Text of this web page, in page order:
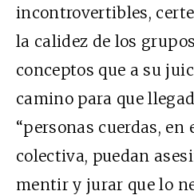
incontrovertibles,
la calidez de los
conceptos que a su
camino para que
“personas cuerdas, en
colectiva, puedan
mentir y jurar que lo